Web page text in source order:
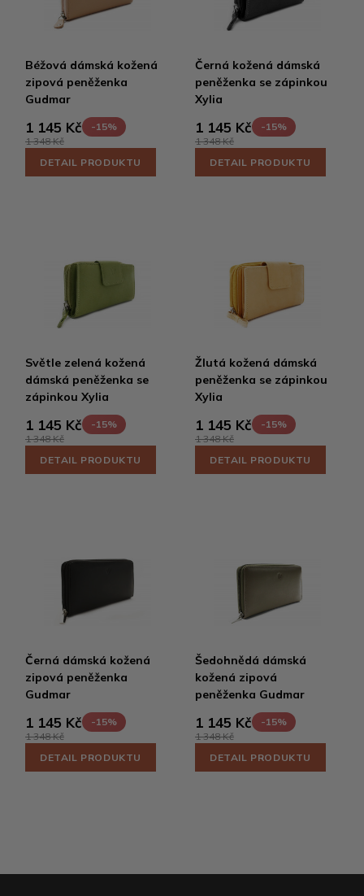
Béžová dámská kožená
zipová peněženka
Gudmar
1 145 Kč
-15%
1 348 Kč
DETAIL PRODUKTU
Černá kožená dámská
peněženka se zápinkou
Xylia
1 145 Kč
-15%
1 348 Kč
DETAIL PRODUKTU
Světle zelená kožená
dámská peněženka se
zápinkou Xylia
1 145 Kč
-15%
1 348 Kč
DETAIL PRODUKTU
Žlutá kožená dámská
peněženka se zápinkou
Xylia
1 145 Kč
-15%
1 348 Kč
DETAIL PRODUKTU
Černá dámská kožená
zipová peněženka
Gudmar
1 145 Kč
-15%
1 348 Kč
DETAIL PRODUKTU
Šedohnědá dámská
kožená zipová
peněženka Gudmar
1 145 Kč
-15%
1 348 Kč
DETAIL PRODUKTU